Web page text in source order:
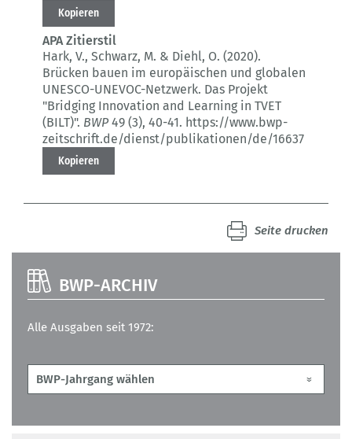
Kopieren
APA Zitierstil
Hark, V., Schwarz, M. & Diehl, O. (2020).
Brücken bauen im europäischen und globalen
UNESCO-UNEVOC-Netzwerk. Das Projekt
"Bridging Innovation and Learning in TVET
(BILT)". BWP49 (3), 40-41. https://www.bwp-
zeitschrift.de/dienst/publikationen/de/16637
Kopieren
Seite drucken
BWP-ARCHIV
Alle Ausgaben seit 1972: